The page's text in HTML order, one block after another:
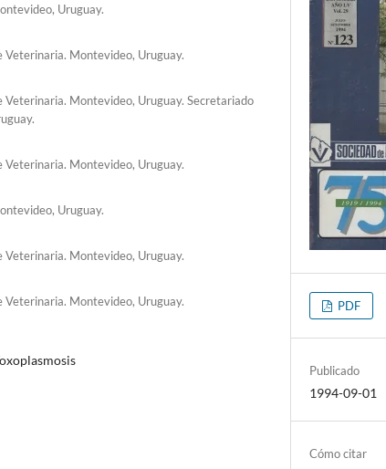
Uruguay.
Veterinaria. Montevideo, Uruguay.
Montevideo, Uruguay. Secretariado
Veterinaria. Montevideo, Uruguay.
Uruguay.
Veterinaria. Montevideo, Uruguay.
Veterinaria. Montevideo, Uruguay. PDF
Publicado
1994-09-01
Cómo citar